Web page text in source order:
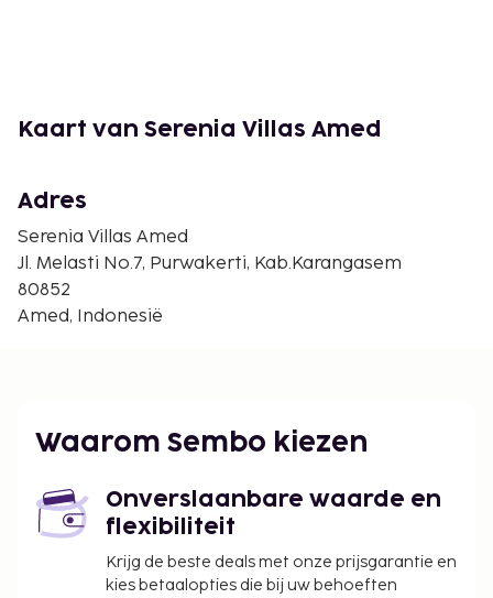
Kaart van Serenia Villas Amed
Adres
Serenia Villas Amed
Jl. Melasti No.7, Purwakerti, Kab.Karangasem
80852
Amed, Indonesië
Waarom Sembo kiezen
Onverslaanbare waarde en
flexibiliteit
Krijg de beste deals met onze prijsgarantie en
kies betaalopties die bij uw behoeften